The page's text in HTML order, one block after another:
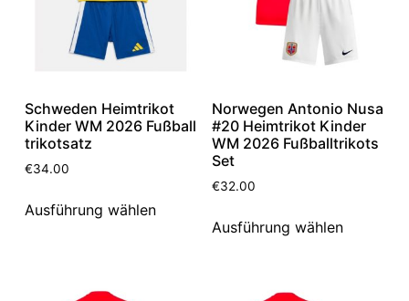
Schweden Heimtrikot
Kinder WM 2026 Fußball
trikotsatz
€34.00
Ausführung wählen
Norwegen Antonio Nusa
#20 Heimtrikot Kinder
WM 2026 Fußballtrikots
Set
€32.00
Ausführung wählen